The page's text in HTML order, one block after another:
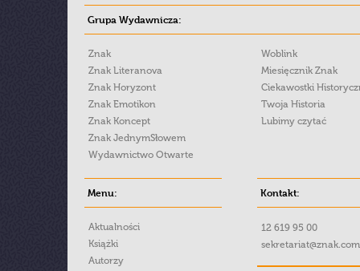
Grupa Wydawnicza:
Znak
Znak Literanova
Znak Horyzont
Znak Emotikon
Znak Koncept
Znak JednymSłowem
Wydawnictwo Otwarte
Woblink
Miesięcznik Znak
Ciekawostki
Twoja Historia
Lubimy czytać
Menu:
Aktualności
Książki
Autorzy
Kontakt:
12 619 95 00